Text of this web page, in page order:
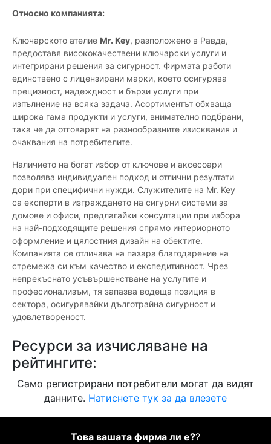
Относно компанията:
Ключарското ателие Mr. Key, разположено в Равда,
предоставя висококачествени ключарски услуги и
интегрирани решения за сигурност. Фирмата работи
единствено с лицензирани марки, което осигурява
прецизност, надеждност и бързи услуги при
изпълнение на всяка задача. Асортиментът обхваща
широка гама продукти и услуги, внимателно подбрани,
така че да отговарят на разнообразните изисквания и
очаквания на потребителите.
Наличието на богат избор от ключове и аксесоари
позволява индивидуален подход и отлични резултати
дори при специфични нужди. Служителите на Mr. Key
са експерти в изграждането на сигурни системи за
домове и офиси, предлагайки консултации при избора
на най-подходящите решения спрямо интериорното
оформление и цялостния дизайн на обектите.
Компанията се отличава на пазара благодарение на
стремежа си към качество и експедитивност. Чрез
непрекъснато усъвършенстване на услугите и
професионализъм, тя запазва водеща позиция в
сектора, осигурявайки дълготрайна сигурност и
удовлетвореност.
Ресурси за изчисляване на
рейтингите:
Само регистрирани потребители могат да видят
данните. Натиснете тук за да влезете
Това вашата фирма ли е??